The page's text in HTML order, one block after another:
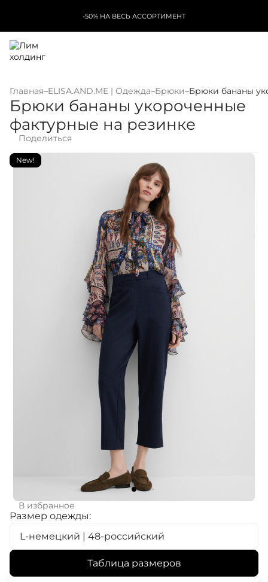
-50% НА ВЕСЬ АССОРТИМЕНТ
Главная–ELISA.AND.ME | Одежда–Брюки–Брюки бананы
Брюки бананы укороченные
фактурные на резинке
Поделиться
New!
В избранное
Размер одежды:
L-немецкий | 48-российский
Таблица размеров